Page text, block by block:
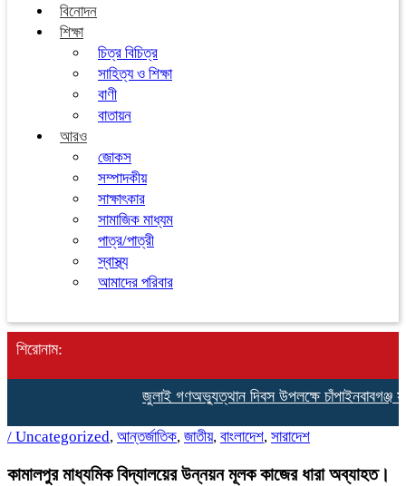
বিনোদন
শিক্ষা
চিত্র বিচিত্র
সাহিত্য ও শিক্ষা
বাণী
বাতায়ন
আরও
জোকস
সম্পাদকীয়
সাক্ষাৎকার
সামাজিক মাধ্যম
পাত্র/পাত্রী
স্বাস্থ্য
আমাদের পরিবার
শিরোনাম:
জুলাই গণঅভ্যুত্থান দিবস উপলক্ষে চাঁপাইনবাবগঞ্জ
/ Uncategorized, আন্তর্জাতিক, জাতীয়, বাংলাদেশ, সারাদেশ
কামালপুর মাধ্যমিক বিদ্যালয়ের উন্নয়ন মূলক কাজের ধারা অব্যাহত।